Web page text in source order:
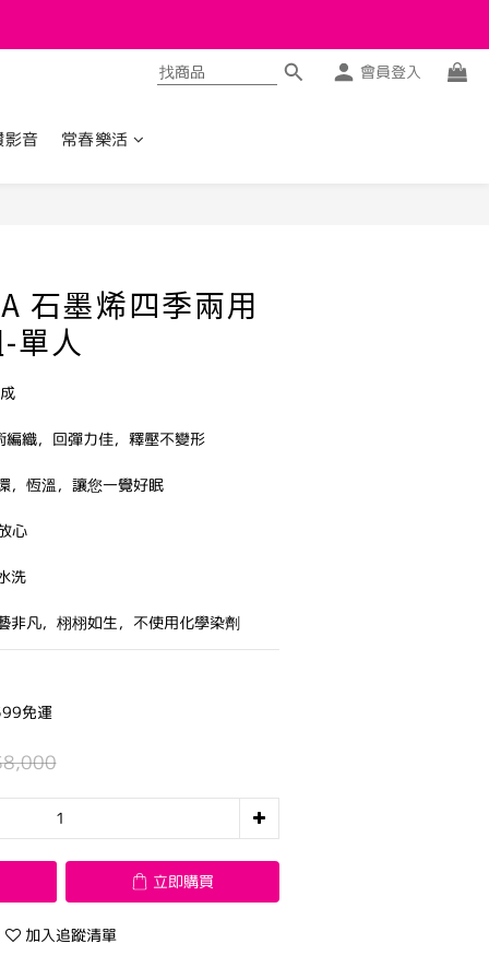
會員登入
音 常春樂活
石墨烯四季兩用
單人
織，回彈力佳，釋壓不變形
，恆溫，讓您一覺好眠
心
洗
非凡，栩栩如生，不使用化學染劑
免運
立即購買
加入追蹤清單